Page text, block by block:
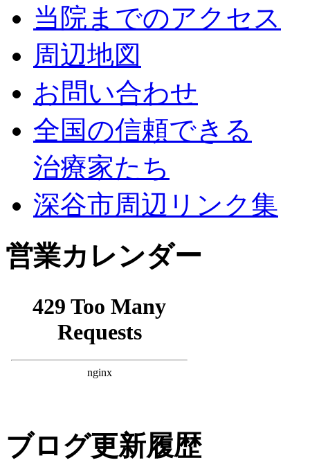
当院までのアクセス
周辺地図
お問い合わせ
全国の信頼できる
治療家たち
深谷市周辺リンク集
営業カレンダー
ブログ更新履歴